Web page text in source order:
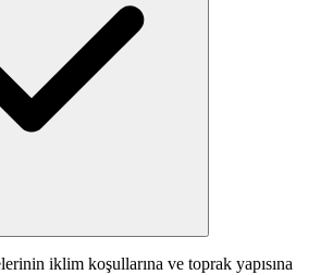
iklim koşullarına ve toprak yapısına